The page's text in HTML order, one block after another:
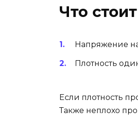
Что
Напряжение
Плотность
Если плотность
Также неплохо